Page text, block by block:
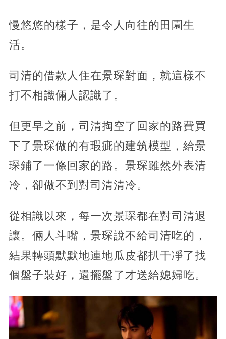
慢悠悠的樣子，是令人向往的田園生
活。
司清的借款人住在景琛對面，就這樣不
打不相識倆人認識了。
但更早之前，司清掏空了回家的路費買
下了景琛做的有瑕疵的建筑模型，給景
琛鋪了一條回家的路。景琛雖然外表清
冷，卻做不到對司清清冷。
從相識以來，每一次景琛都在對司清退
讓。倆人斗嘴，景琛說不給司清吃的，
結果轉頭默默地連地瓜皮都扒干凈了找
個盤子裝好，還擺盤了才送給媳婦吃。